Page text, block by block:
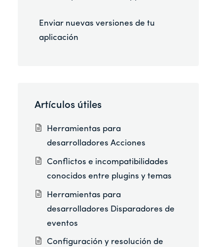
Enviar nuevas versiones de tu
aplicación
Artículos útiles
Herramientas para
desarrolladores Acciones
Conflictos e incompatibilidades
conocidos entre plugins y temas
Herramientas para
desarrolladores Disparadores de
eventos
Configuración y resolución de